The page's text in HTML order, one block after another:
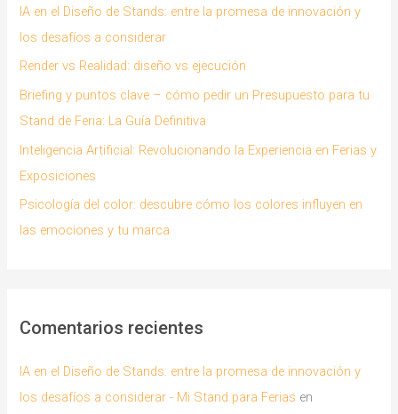
p
o
r
:
IA en el Diseño de Stands: entre la promesa de innovación y
los desafíos a considerar
Render vs Realidad: diseño vs ejecución
Briefing y puntos clave – cómo pedir un Presupuesto para tu
Stand de Feria: La Guía Definitiva
Inteligencia Artificial: Revolucionando la Experiencia en Ferias y
Exposiciones
Psicología del color: descubre cómo los colores influyen en
las emociones y tu marca
Comentarios recientes
IA en el Diseño de Stands: entre la promesa de innovación y
los desafíos a considerar - Mi Stand para Ferias en